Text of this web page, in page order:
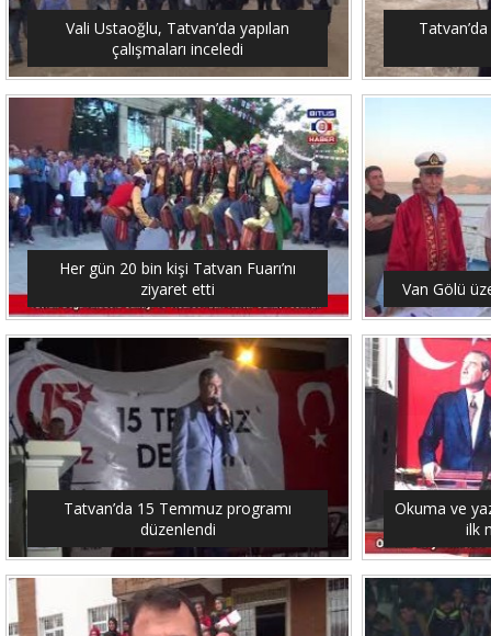
Vali Ustaoğlu, Tatvan’da yapılan
çalışmaları inceledi
Her gün 20 bin kişi Tatvan Fuarı’nı
ziyaret etti
Van Gölü
Tatvan’da 15 Temmuz programı
düzenlendi
Okuma ve
ilk